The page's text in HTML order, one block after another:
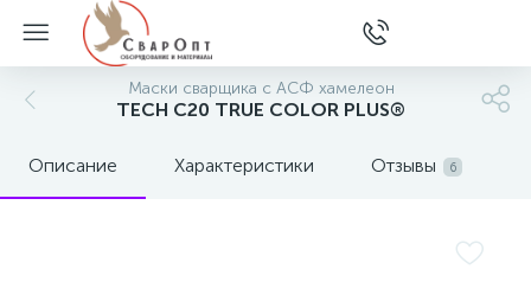
Маски сварщика с АСФ хамелеон
TECH С20 TRUE COLOR PLUS®
Описание Характеристики Отзывы 6